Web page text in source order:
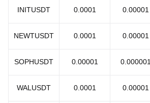
INITUSDT 0.0001 0.00001
NEWTUSDT 0.0001 0.00001
SOPHUSDT 0.00001 0.000001
WALUSDT 0.0001 0.00001